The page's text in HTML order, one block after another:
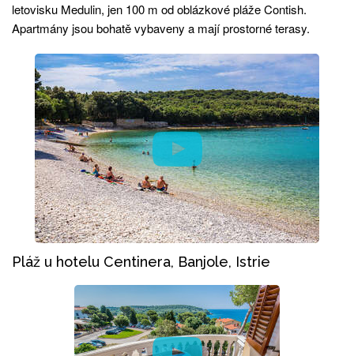
letovisku Medulin, jen 100 m od oblázkové pláže Contish.
Apartmány jsou bohatě vybaveny a mají prostorné terasy.
Pláž u hotelu Centinera, Banjole, Istrie